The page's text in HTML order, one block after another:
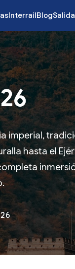
InterrailBlog
imperial,
hasta el